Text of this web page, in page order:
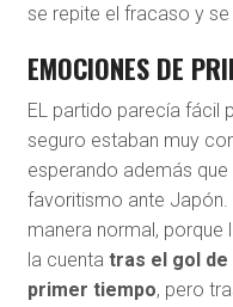
se repite el fracaso y
EMOCIONES DE
EL partido parecía fácil
seguro estaban muy
esperando además
favoritismo ante
manera normal,
la cuenta tras el gol de
primer tiempo, pero